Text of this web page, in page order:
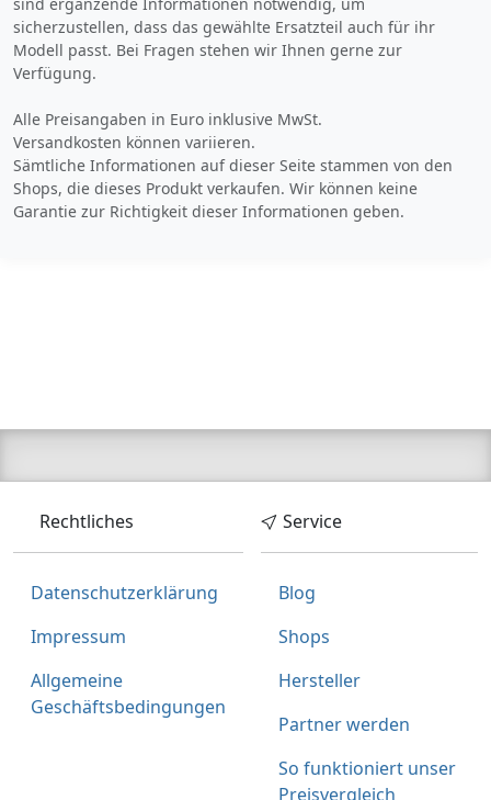
sicherzustellen, dass das gewählte Ersatzteil auch für ihr
Modell passt. Bei Fragen stehen wir Ihnen gerne zur
Verfügung.
Alle Preisangaben in Euro inklusive MwSt.
Versandkosten können variieren.
Sämtliche Informationen auf dieser Seite stammen von den
Shops, die dieses Produkt verkaufen. Wir können keine
Garantie zur Richtigkeit dieser Informationen geben.
Rechtliches
Datenschutzerklärung
Impressum
Allgemeine
Geschäftsbedingungen
Service
Blog
Shops
Hersteller
Partner werden
So funktioniert unser
Preisvergleich